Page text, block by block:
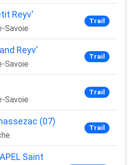
Reyv'
Savoie
Trail
Reyv'
Savoie
Trail
Savoie
Trail
(07)
Trail
Saint